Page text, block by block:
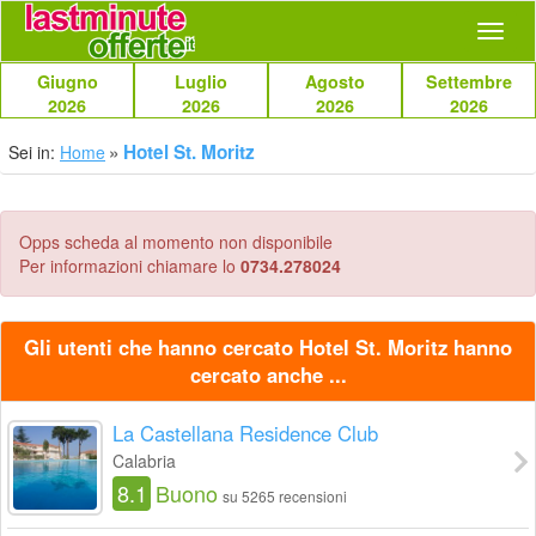
Giugno
2026
Luglio
2026
Agosto
2026
Settembre
2026
Sei in: Home Hotel St. Moritz
Opps scheda al momento non disponibile
Per informazioni chiamare lo 0734.278024
Gli utenti che hanno cercato Hotel St. Moritz hanno
cercato anche ...
La Castellana Residence Club
Calabria
8.1 Buono su 5265 recensioni